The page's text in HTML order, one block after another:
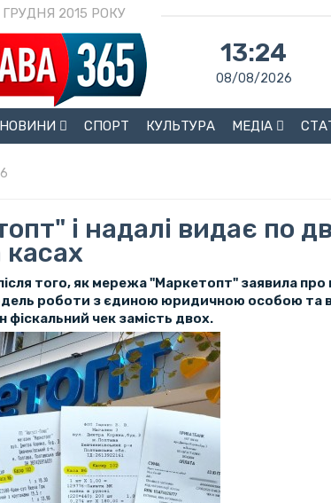
2015 РОКУ
13:24
08/08/2026
НОВИНИ СПОРТ КУЛЬТУРА МЕДІА
і надалі видає по
касах
того, як мережа "Маркетопт" заявила про
роботи з єдиною юридичною особою та
фіскальний чек замість двох.